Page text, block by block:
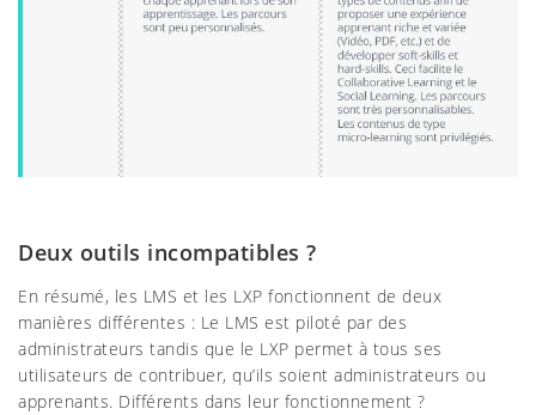
Deux outils incompatibles ?
En résumé, les LMS et les LXP fonctionnent de deux
manières différentes : Le LMS est piloté par des
administrateurs tandis que le LXP permet à tous ses
utilisateurs de contribuer, qu’ils soient administrateurs ou
apprenants. Différents dans leur fonctionnement ?